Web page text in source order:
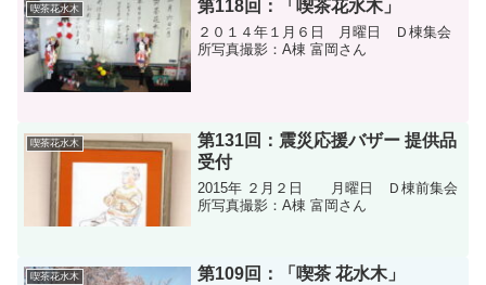
喫茶花水木 第118回：「喫茶花水木」
２０１４年１月６日 月曜日 Ｄ棟集会
所写真撮影：A棟 富岡さん
喫茶花水木
第131回：震災応援バザー 提供品
受付
2015年 ２月２日 月曜日 Ｄ棟前集会
所写真撮影：A棟 富岡さん
喫茶花水木 第109回：「喫茶 花水木」